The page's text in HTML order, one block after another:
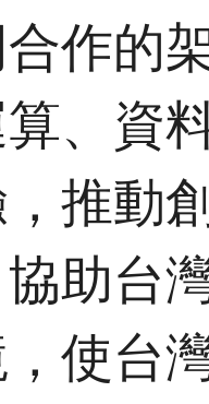
作的
、資
推動
助台
使台